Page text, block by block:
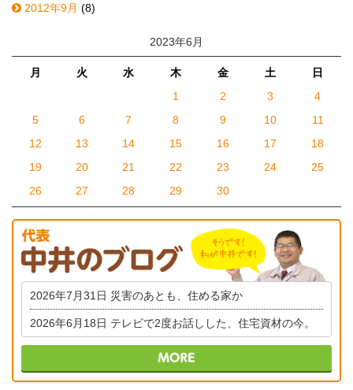
2012年9月 (8)
2023年6月
月 火 水 木 金 土
日
1
2 3
4
5
6 7 8 9 10
11
12
13 14 15 16 17
18
19
20 21 22 23 24
25
26
27 28 29 30
2026年7月31日 災害のあとも、住める家か
2026年6月18日 テレビで2度お話しした、住宅資材の今。